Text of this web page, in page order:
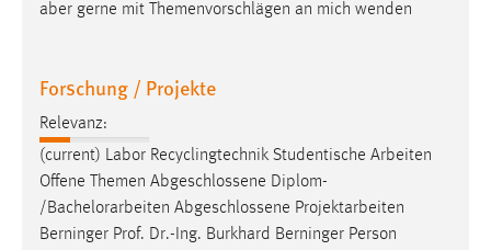
aber gerne mit Themenvorschlägen an mich wenden
Forschung / Projekte
Relevanz:
(current) Labor Recyclingtechnik Studentische Arbeiten
Offene Themen Abgeschlossene Diplom-
/ Bachelorarbeiten Abgeschlossene Projektarbeiten
Berninger Prof. Dr.-Ing. Burkhard Berninger Person
MibewSessionID, MIBEW_UserID, mibew_locale, mibew-
chat-frame-style-5e9dbeb1811c0446
Zweck:
Wird benötigt um die Chatfunktion nutzen zu können.
Cookie Laufzeit: